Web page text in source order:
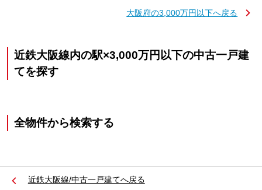
大阪府の3,000万円以下へ戻る
近鉄大阪線内の駅×3,000万円以下の中古一戸建
てを探す
全物件から検索する
近鉄大阪線/中古一戸建てへ戻る